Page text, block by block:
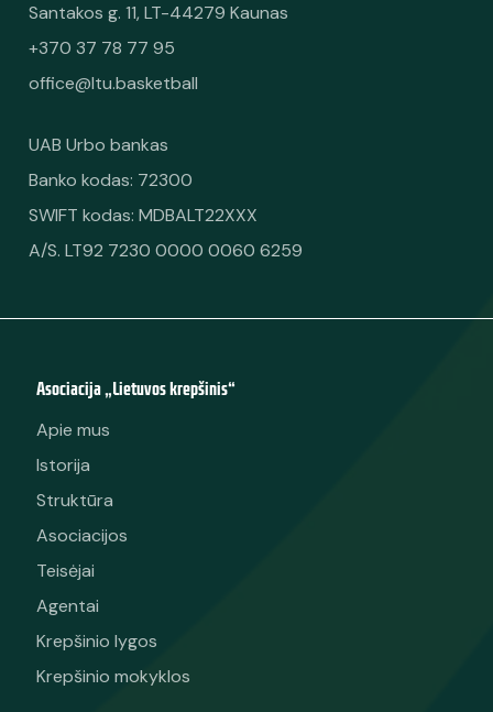
Santakos g. 11, LT-44279 Kaunas
+370 37 78 77 95
office@ltu.basketball
UAB Urbo bankas
Banko kodas: 72300
SWIFT kodas: MDBALT22XXX
A/S. LT92 7230 0000 0060 6259
Asociacija „Lietuvos krepšinis“
Apie mus
Istorija
Struktūra
Asociacijos
Teisėjai
Agentai
Krepšinio lygos
Krepšinio mokyklos